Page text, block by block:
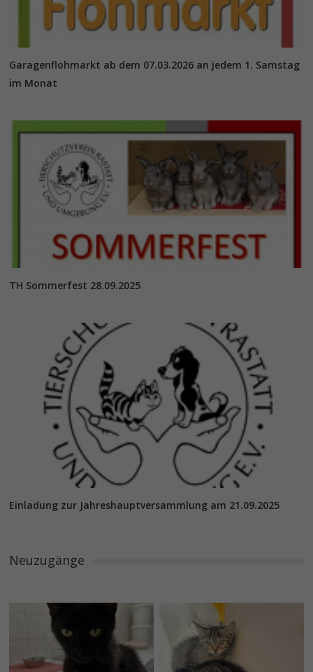
Garagenflohmarkt ab dem 07.03.2026 an jedem 1. Samstag
im Monat
TH Sommerfest 28.09.2025
Einladung zur Jahreshauptversammlung am 21.09.2025
Neuzugänge